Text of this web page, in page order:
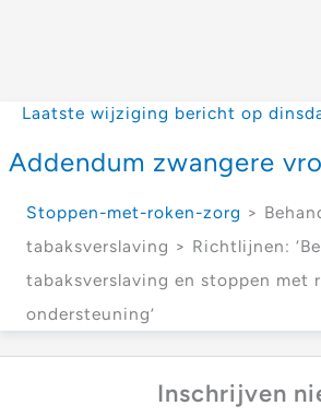
Laatste wijziging bericht op
Addendum zwangere
Stoppen-met-roken-zorg >
tabaksverslaving > Richtlijnen:
tabaksverslaving en stoppen met
ondersteuning’
Inschrijven